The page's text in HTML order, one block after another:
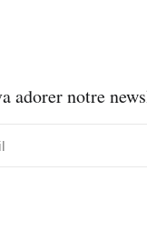
adorer notre